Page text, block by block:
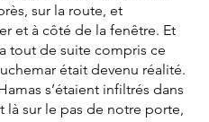
sur la route, et
et à côté de la fenêtre. Et
tout de suite compris ce
était devenu réalité.
s’étaient infiltrés dans
là sur le pas de notre porte,